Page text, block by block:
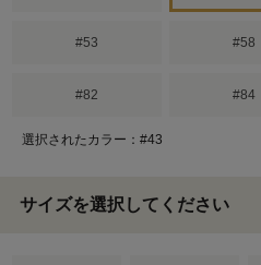
#53 #58
#82 #84
選択されたカラー：#43
サイズを選択してください